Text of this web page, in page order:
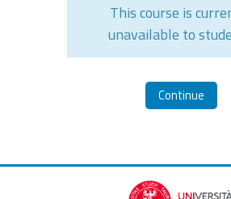
This course is
unavailable to
Continue